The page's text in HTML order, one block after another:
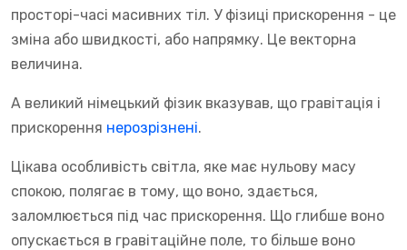
просторі-часі масивних тіл. У фізиці прискорення - це
зміна або швидкості, або напрямку. Це векторна
величина.
А великий німецький фізик вказував, що гравітація і
прискорення нерозрізнені.
Цікава особливість світла, яке має нульову масу
спокою, полягає в тому, що воно, здається,
заломлюється під час прискорення. Що глибше воно
опускається в гравітаційне поле, то більше воно